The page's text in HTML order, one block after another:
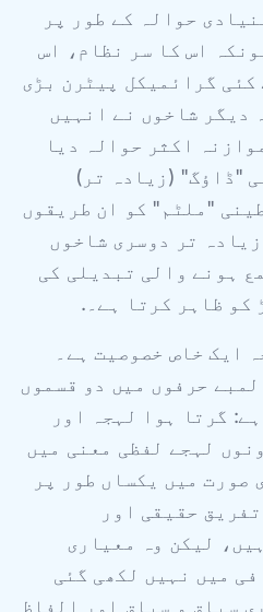
حوالہ کے طور پر
اس کا سر نظام، اس
گرائمیکل پیٹرن بڑی
دیگر شاخوں نے انہیں
اکثر حوالہ دیا
"ڈاؤگ" (زیادہ تر)
"ملٹم" کو ان طریقوں
تر دوسری شاخوں
ہونے والی تبدیلی کی
ایک خاص خصوصیت ہے۔
حرفوں میں دو قسموں
گرتا ہوا لہجہ اور
لہجے لفظی معنی میں
صورت میں یکساں طور پر
حقیقی اور
لیکن وہ معیاری
میں نہیں لکھی گئی
سیاق و سباق اور الفاظ